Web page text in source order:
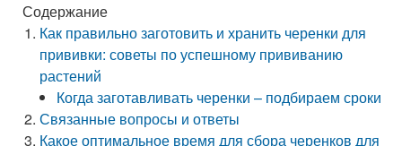
Содержание
Как правильно заготовить и хранить черенки для
прививки: советы по успешному прививанию
растений
Когда заготавливать черенки – подбираем сроки
Связанные вопросы и ответы
Какое оптимальное время для сбора черенков для